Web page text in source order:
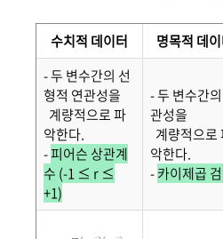
수치적 데이터 명목적 데
- 두 변수간의 선
형적 연관성을
계량적으로 파
악한다.
-피어슨 상관계
수 (-1 ≤ r ≤
+1)
- 두 변수간
관성을
계량적으로
악한다.
-카이제곱